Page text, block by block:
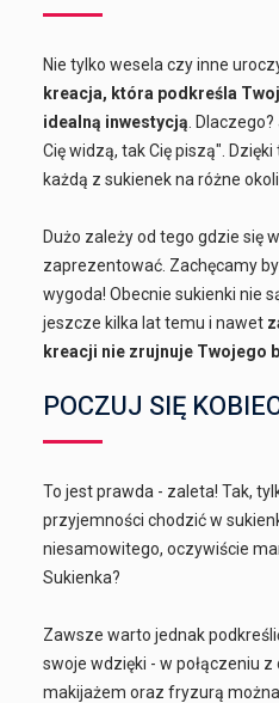
Nie tylko wesela czy inne
kreacja, która podkreśla
idealną inwestycją .
Cię widzą, tak Cię piszą".
każdą z sukienek na różne
Dużo zależy od tego gdzie się
zaprezentować. Zachęcamy
wygoda! Obecnie sukienki nie
jeszcze kilka lat temu i nawet
kreacji nie zrujnuje Twojego
POCZUJ SIĘ
To jest prawda - zaleta! Tak,
przyjemności chodzić w
niesamowitego, oczywiście
Sukienka?
Zawsze warto jednak
swoje wdzięki - w połączeniu
makijażem oraz fryzurą